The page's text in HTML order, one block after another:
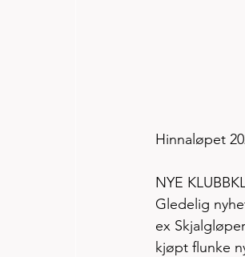
Hinnaløpet
NYE
Gledelig
ex
kjøpt flunke